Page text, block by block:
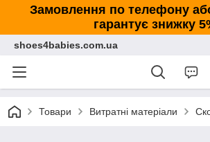
Замовлення по телефону
гарантує знижку
shoes4babies.com.ua
Товари Витратні матеріали